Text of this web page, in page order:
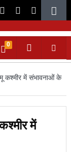
0
कश्मीर में संभावनाओं के
में